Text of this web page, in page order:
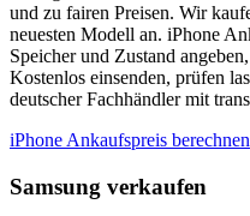
und zu fairen Preisen. Wir
neuesten Modell an. iPhone
Speicher und Zustand
Kostenlos einsenden, prüfen
deutscher Fachhändler mit
iPhone Ankaufspreis berechnen
Samsung verkaufen